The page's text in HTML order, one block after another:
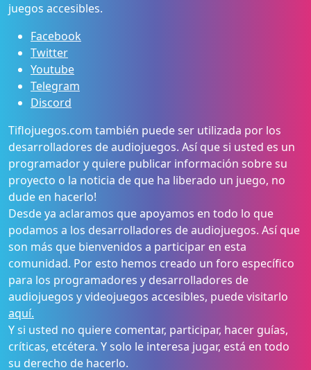
juegos accesibles.
Facebook
Twitter
Youtube
Telegram
Discord
Tiflojuegos.com también puede ser utilizada por los
desarrolladores de audiojuegos. Así que si usted es un
programador y quiere publicar información sobre su
proyecto o la noticia de que ha liberado un juego, no
dude en hacerlo!
Desde ya aclaramos que apoyamos en todo lo que
podamos a los desarrolladores de audiojuegos. Así que
son más que bienvenidos a participar en esta
comunidad. Por esto hemos creado un foro específico
para los programadores y desarrolladores de
audiojuegos y videojuegos accesibles, puede visitarlo
aquí.
Y si usted no quiere comentar, participar, hacer guías,
críticas, etcétera. Y solo le interesa jugar, está en todo
su derecho de hacerlo.